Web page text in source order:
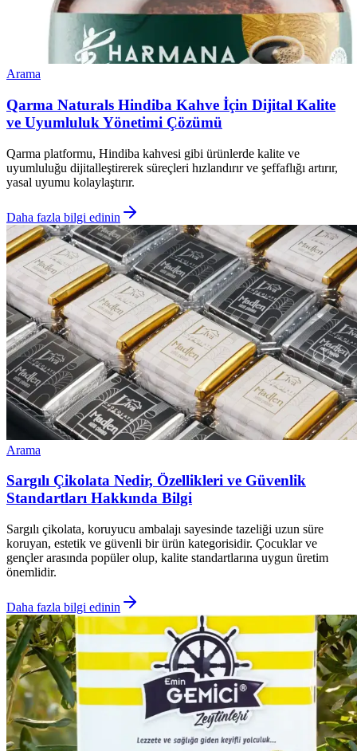
Arama
Qarma Naturals Hindiba Kahve İçin Dijital Kalite
ve Uyumluluk Yönetimi Çözümü
Qarma platformu, Hindiba kahvesi gibi ürünlerde kalite ve
uyumluluğu dijitalleştirerek süreçleri hızlandırır ve şeffaflığı artırır,
yasal uyumu kolaylaştırır.
Daha fazla bilgi edinin
Arama
Sargılı Çikolata Nedir, Özellikleri ve Güvenlik
Standartları Hakkında Bilgi
Sargılı çikolata, koruyucu ambalajı sayesinde tazeliği uzun süre
koruyan, estetik ve güvenli bir ürün kategorisidir. Çocuklar ve
gençler arasında popüler olup, kalite standartlarına uygun üretim
önemlidir.
Daha fazla bilgi edinin